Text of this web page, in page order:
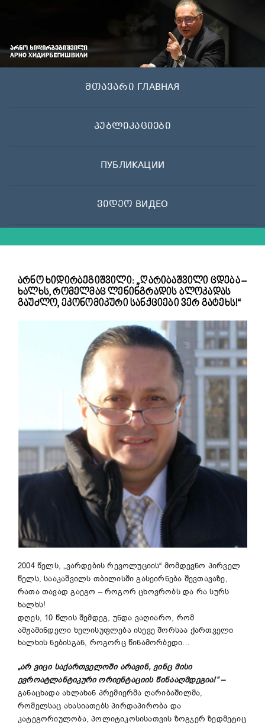
მთავარი ГЛАВНАЯ
პუბლიკაციები
ПУБЛИКАЦИИ
ვიდეო ВИДЕО
არნო ხიდირბეგიშვილი: „ღარიბაშვილი ცდება –
ხალხს, რომელმაც ლენინგრადის ბლოკადას
გაუძლო, ეკონომიკური სანქციები ვერ გატეხს!“
2004 წელს, „ვარდების რევოლუციის“ მომდევნო პირველ
წელს, სააკაშვილს თბილისში გასეირნება შევთავაზე,
რათა თავად გაეგო – როგორ ცხოვრობს და რა სურს
ხალხს!
დღეს, 10 წლის შემდეგ, უნდა ვაღიარო, რომ
ამჟამინდელი ხელისუფლება ისევე შორსაა ქართველი
ხალხის ნებისგან, როგორც წინამორბედი…
„არ ვიცი საქართველოში არავინ, ვინც მისი
ევროატლანტიკური ორიენტაციის წინააღმდეგია!“ –
განაცხადა ახლახან პრემიერმა ღარიბაშილმა,
რომელსაც ახასიათებს პირდაპირობა და
კატეგორიულობა, პოლიტიკოსისათვის ზოგჯერ ზედმეტიც